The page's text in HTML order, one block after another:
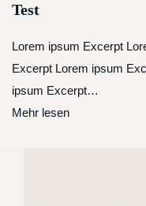
Test
Lorem ipsum Excerpt
Excerpt Lorem ipsum
ipsum Excerpt…
Mehr lesen